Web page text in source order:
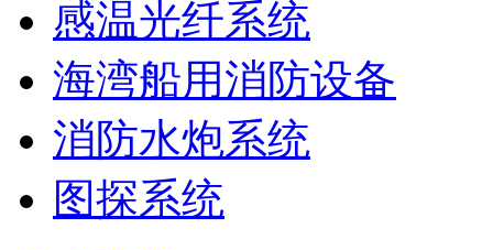
感温光纤系统
海湾船用消防设备
消防水炮系统
图探系统